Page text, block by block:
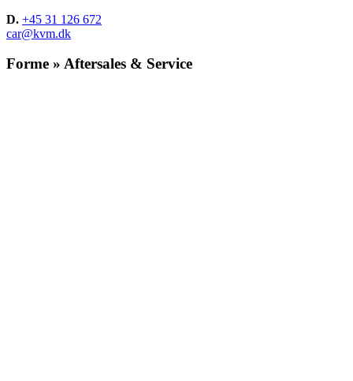
D. +45 31 126 672
car@kvm.dk
Forme » Aftersales & Service